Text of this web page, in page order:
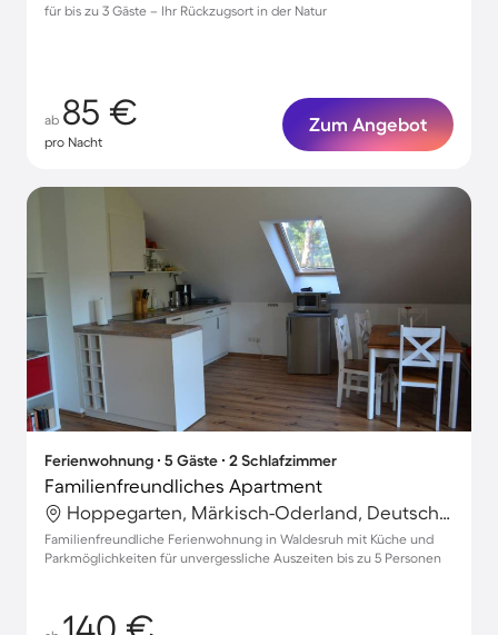
für bis zu 3 Gäste – Ihr Rückzugsort in der Natur
ab 85 €
pro Nacht
Zum Angebot
Ferienwohnung ∙ 5 Gäste ∙ 2 Schlafzimmer
Familienfreundliches Apartment
Hoppegarten, Märkisch-Oderland, Deutschland
Familienfreundliche Ferienwohnung in Waldesruh mit Küche und
Parkmöglichkeiten für unvergessliche Auszeiten bis zu 5 Personen